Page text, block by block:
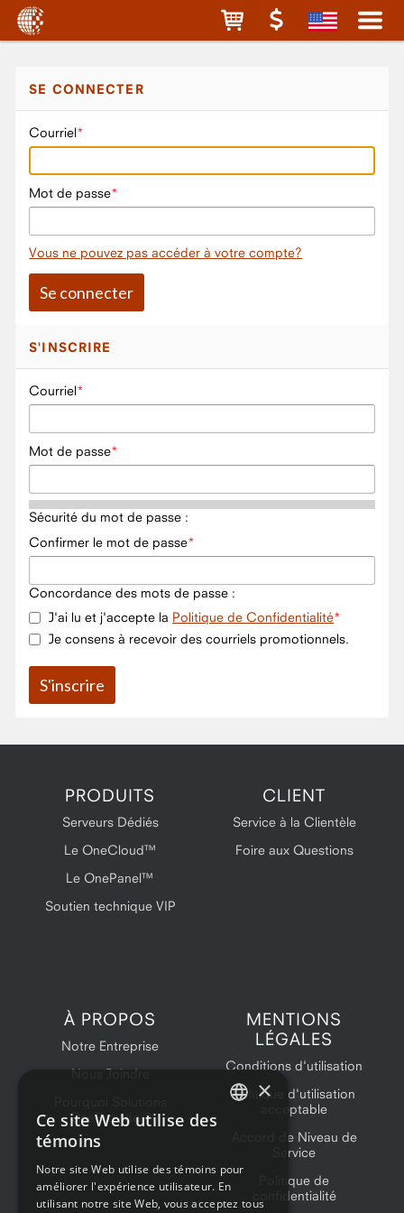
SE CONNECTER
Courriel
Mot de passe
Vous ne pouvez pas accéder à votre compte?
S'INSCRIRE
Courriel
Mot de passe
Sécurité du mot de passe :
Confirmer le mot de passe
Concordance des mots de passe :
J'ai lu et j'accepte la Politique de Confidentialité
Je consens à recevoir des courriels promotionnels.
PRODUITS
Serveurs Dédiés
Le OneCloud™
Le OnePanel™
Soutien technique VIP
CLIENT
Service à la Clientèle
Foire aux Questions
À PROPOS
Notre Entreprise
Nous Joindre
OneProvider?
MENTIONS
LÉGALES
Conditions d'utilisation
Politique d'utilisation
acceptable
Accord de Niveau de
Service
Politique de
confidentialité
×
Ce site Web utilise des
témoins
Notre site Web utilise des témoins pour
améliorer l'expérience utilisateur. En
utilisant notre site Web, vous acceptez tous